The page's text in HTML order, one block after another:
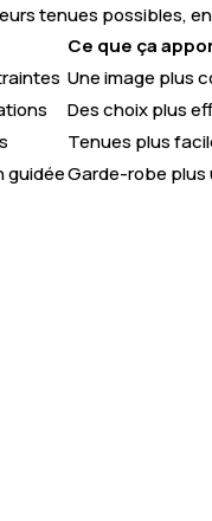
tenues possibles,
Ce que ça
Une image plus
Des choix plus
Tenues plus
guidéeGarde-robe plus